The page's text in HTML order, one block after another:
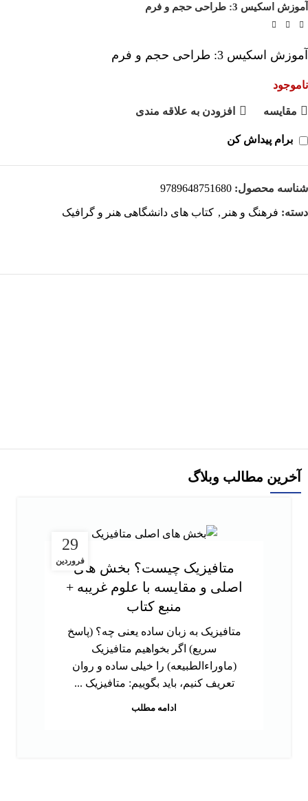
آموزش اسکیس 3: طراحی حجم و فرم
آموزش اسکیس 3: طراحی حجم و فرم
ناموجود
مقايسه افزودن به علاقه مندی
برام پیداش کن
شناسه محصول: 9789648751680
دسته: فرهنگ و هنر , کتاب های دانشگاهی هنر و گرافیک
آخرین مطالب وبلاگ
29
فروردینمتافیزیک چیست؟ بخش های
اصلی و مقایسه با علوم غریبه +
منبع کتاب
متافیزیک به زبان ساده یعنی چه؟ (پاسخ
سریع) اگر بخواهیم متافیزیک
(ماوراءالطبیعه) را خیلی ساده و روان
تعریف کنیم، باید بگوییم: متافیزیک ...
ادامه مطلب